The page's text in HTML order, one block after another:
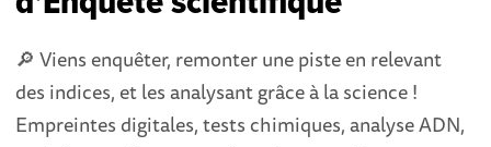
🔎 Viens enquêter, remonter une piste en relevant
des indices, et les analysant grâce à la science !
Empreintes digitales, tests chimiques, analyse ADN,